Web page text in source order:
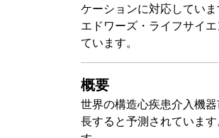
ケーションに対応してい
エドワーズ・ライフサイ
ています。
概要
世界の構造心疾患介入機
長すると予測されていま